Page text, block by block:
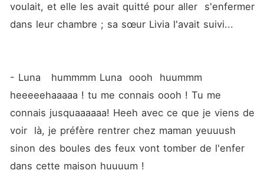
voulait, et elle les avait quitté pour aller  s'enfermer
dans leur chambre ; sa sœur Livia l'avait suivi...
- Luna   hummmm Luna  oooh  huummm
heeeeehaaaaa ! tu me connais oooh ! Tu me
connais jusquaaaaaa! Heeh avec ce que je viens de
voir  là, je préfère rentrer chez maman yeuuush
sinon des boules des feux vont tomber de l'enfer
dans cette maison huuuum !